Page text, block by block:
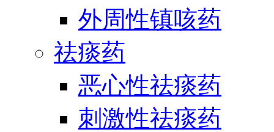
外周性镇咳药
祛痰药
恶心性祛痰药
刺激性祛痰药